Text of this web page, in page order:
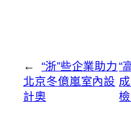
←
“浙”些企業助力
北京冬億嵐室內設
計奧
“